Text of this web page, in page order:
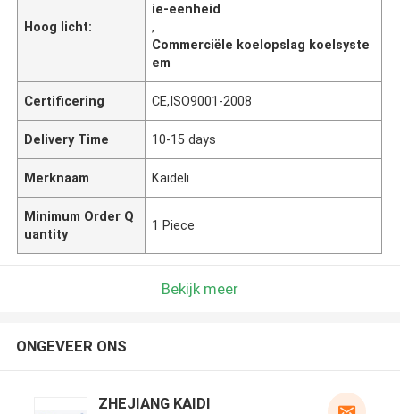
Hoog licht:
ie-eenheid
,
Commerciële koelopslag koelsyste
em
Certificering CE,ISO9001-2008
Delivery Time 10-15 days
Merknaam Kaideli
Minimum Order Q
uantity
1 Piece
Bekijk meer
ONGEVEER ONS
ZHEJIANG KAIDI